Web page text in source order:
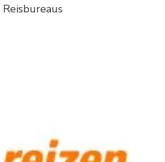
Reisbureaus